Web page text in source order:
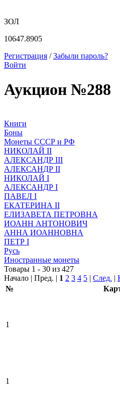
ЗОЛ
10647.8905
Регистрация / Забыли пароль?
Войти
Аукцион №288
Книги
Боны
Монеты СССР и РФ
НИКОЛАЙ II
АЛЕКСАНДР III
АЛЕКСАНДР II
НИКОЛАЙ I
АЛЕКСАНДР I
ПАВЕЛ I
ЕКАТЕРИНА II
ЕЛИЗАВЕТА ПЕТРОВНА
ИОАНН АНТОНОВИЧ
АННА ИОАННОВНА
ПЕТР I
Русь
Иностранные монеты
Товары 1 - 30 из 427
Начало | Пред. | 1 2 3 4 5 | След. |
№
1
1